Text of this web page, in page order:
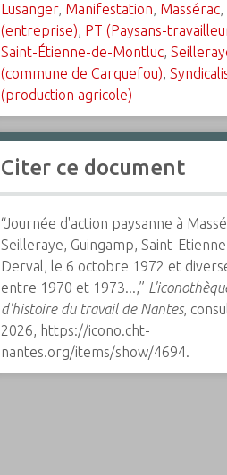
Lusanger, Manifestation, Massérac,
(entreprise), PT (Paysans-
Saint-Étienne-de-Montluc,
(commune de Carquefou),
(production agricole)
Citer ce document
“Journée d'action paysanne à
Seilleraye, Guingamp, Saint-
Derval, le 6 octobre 1972 et
entre 1970 et 1973...,”
d'histoire du travail de Nantes,
2026, https://icono.cht-
nantes.org/items/show/4694.